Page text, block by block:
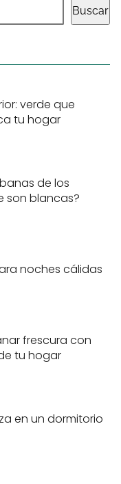
Buscar
verde que
tu hogar
de los
son blancas?
noches cálidas
frescura con
tu hogar
en un dormitorio